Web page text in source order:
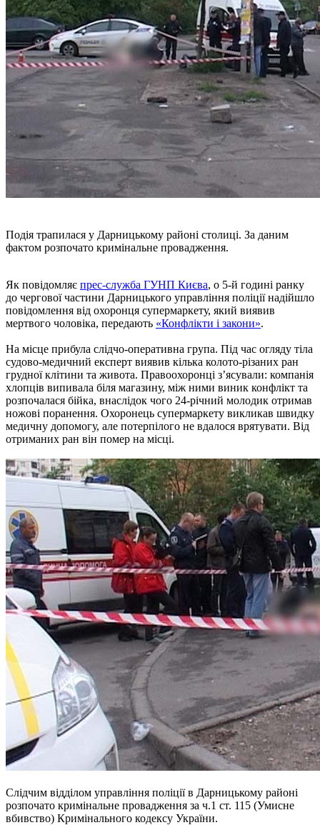
Подія трапилася у Дарницькому районі столиці. За даним
фактом розпочато кримінальне провадження.
Як повідомляє прес-служба ГУНП Києва, о 5-й годині ранку
до чергової частини Дарницького управління поліції надійшло
повідомлення від охоронця супермаркету, який виявив
мертвого чоловіка, передають «Конфлікти і закони».
На місце прибула слідчо-оперативна група. Під час огляду тіла
судово-медичний експерт виявив кілька колото-різаних ран
грудної клітини та живота. Правоохоронці з’ясували: компанія
хлопців випивала біля магазину, між ними виник конфлікт та
розпочалася бійка, внаслідок чого 24-річний молодик отримав
ножові поранення. Охоронець супермаркету викликав швидку
медичну допомогу, але потерпілого не вдалося врятувати. Від
отриманих ран він помер на місці.
Слідчим відділом управління поліції в Дарницькому районі
розпочато кримінальне провадження за ч.1 ст. 115 (Умисне
вбивство) Кримінального кодексу України.